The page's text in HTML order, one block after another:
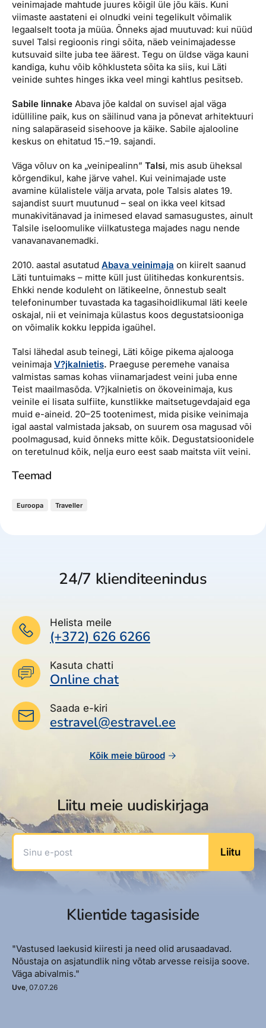
veinimajade mahtude juures kõigil üle jõu käis. Kuni
viimaste aastateni ei olnudki veini tegelikult võimalik
legaalselt toota ja müüa. Õnneks ajad muutuvad: kui nüüd
suvel Talsi regioonis ringi sõita, näeb veinimajadesse
kutsuvaid silte juba tee äärest. Tegu on üldse väga kauni
kandiga, kuhu võib kõhklusteta sõita ka siis, kui Läti
veinide suhtes hinges ikka veel mingi kahtlus pesitseb.
Sabile linnake Abava jõe kaldal on suvisel ajal väga
idülliline paik, kus on säilinud vana ja põnevat arhitektuuri
ning salapäraseid sisehoove ja käike. Sabile ajalooline
keskus on ehitatud 15.–19. sajandi.
Väga võluv on ka „veinipealinn” Talsi, mis asub üheksal
kõrgendikul, kahe järve vahel. Kui veinimajade uste
avamine külalistele välja arvata, pole Talsis alates 19.
sajandist suurt muutunud – seal on ikka veel kitsad
munakivitänavad ja inimesed elavad samasugustes, ainult
Talsile iseloomulike viilkatustega majades nagu nende
vanavanavanemadki.
2010. aastal asutatud Abava veinimaja on kiirelt saanud
Läti tuntuimaks – mitte küll just ülitihedas konkurentsis.
Ehkki nende koduleht on lätikeelne, õnnestub sealt
telefoninumber tuvastada ka tagasihoidlikumal läti keele
oskajal, nii et veinimaja külastus koos degustatsiooniga
on võimalik kokku leppida igaühel.
Talsi lähedal asub teinegi, Läti kõige pikema ajalooga
veinimaja V?jkalnietis. Praeguse peremehe vanaisa
valmistas samas kohas viinamarjadest veini juba enne
Teist maailmasõda. V?jkalnietis on ökoveinimaja, kus
veinile ei lisata sulfiite, kunstlikke maitsetugevdajaid ega
muid e-aineid. 20–25 tootenimest, mida pisike veinimaja
igal aastal valmistada jaksab, on suurem osa magusad või
poolmagusad, kuid õnneks mitte kõik. Degustatsioonidele
on teretulnud kõik, nelja euro eest saab maitsta viit veini.
Teemad
Euroopa Traveller
24/7 klienditeenindus
Helista meile
(+372) 626 6266
Kasuta chatti
Online chat
Saada e-kiri
estravel@estravel.ee
Kõik meie bürood
Liitu meie uudiskirjaga
Sinu e-post
Liitu
Klientide tagasiside
"Vastused laekusid kiiresti ja need olid arusaadavad.
Nõustaja on asjatundlik ning võtab arvesse reisija soove.
Väga abivalmis."
Uve, 07.07.26